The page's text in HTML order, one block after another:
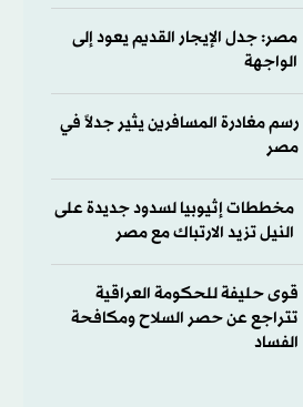
مصر: جدل الإيجار القديم يعود إلى
الواجهة
رسم مغادرة المسافرين يثير جدلاً في
مصر
مخططات إثيوبيا لسدود جديدة على
النيل تزيد الارتباك مع مصر
قوى حليفة للحكومة العراقية
تتراجع عن حصر السلاح ومكافحة
الفساد